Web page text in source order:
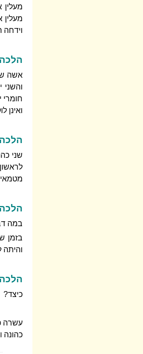
מעלין
מעלין
וידחה
הלכה
אשה
והשני
חומרי
ואינן
שני
במה
בזמן
והיתה
כיצד?
עשרה
כהונה